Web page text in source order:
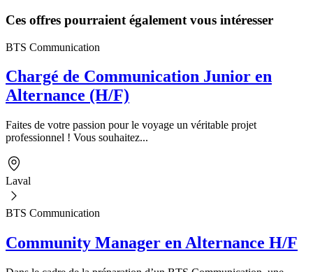
Ces offres pourraient également vous intéresser
BTS Communication
Chargé de Communication Junior en
Alternance (H/F)
Faites de votre passion pour le voyage un véritable projet
professionnel ! Vous souhaitez...
Laval
BTS Communication
Community Manager en Alternance H/F